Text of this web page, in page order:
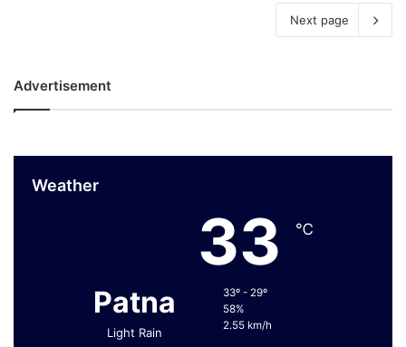
Next page
Advertisement
Weather
Patna
Light Rain
33 ℃
33º - 29º
58%
2.55 km/h